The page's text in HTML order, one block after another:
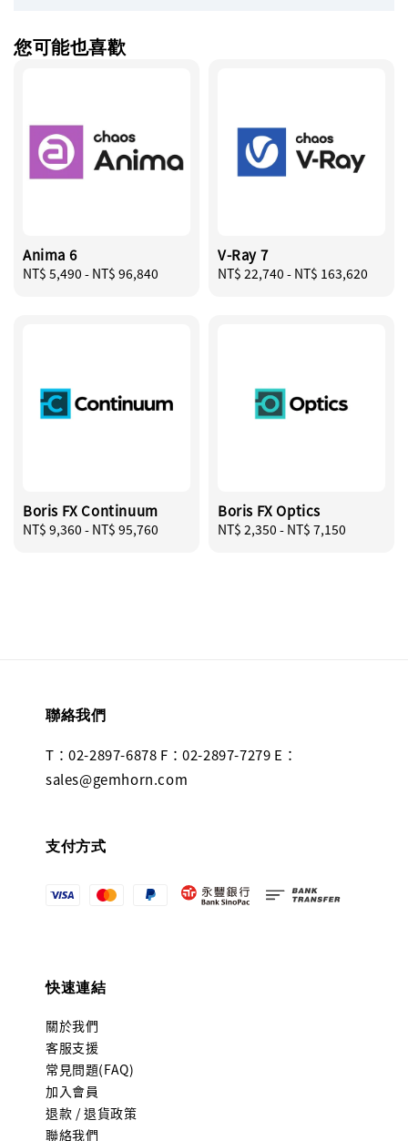
您可能也喜歡
Anima 6
Regular
NT$ 5,490 - NT$ 96,840
V-Ray 7
Regular
NT$ 22,740 - NT$ 163,620
Boris FX Continuum
Regular
NT$ 9,360 - NT$ 95,760
Boris FX Optics
Regular
NT$ 2,350 - NT$ 7,150
聯絡我們
T：02-2897-6878 F：02-2897-7279 E：
sales@gemhorn.com
支付方式
快速連結
關於我們
客服支援
常見問題(FAQ)
加入會員
退款 / 退貨政策
聯絡我們